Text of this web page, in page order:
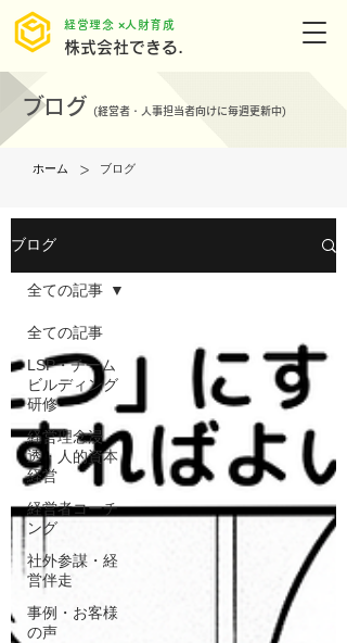
株式会社できる.
​経営理念 ×人財育成
ブログ (経営者・人事担当者向けに毎週更新中)
ホーム > ブログ
ブログ
全ての記事
LSP・チーム
ビルディング
研修
経営理念浸
透・人的資本
経営
経営者コーチ
ング
社外参謀・経
営伴走
事例・お客様
の声
全ての記事